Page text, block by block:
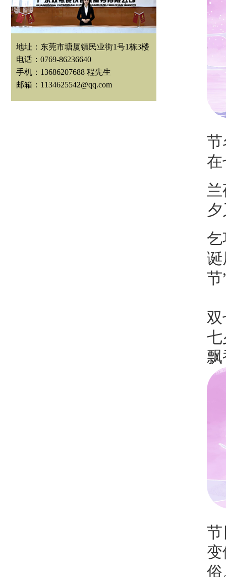
地址：东莞市塘厦镇民业街1号1栋3楼
电话：0769-86236640
手机：13686207688 程先生
邮箱：1134625542@qq.com
节
在
乞
诞
节
双
七
节
变
俗